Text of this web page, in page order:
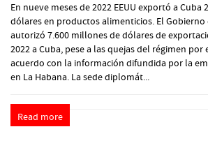
En nueve meses de 2022 EEUU exportó a Cuba
dólares en productos alimenticios. El Gobierno
autorizó 7.600 millones de dólares de
2022 a Cuba, pese a las quejas del régimen por
acuerdo con la información difundida por la
en La Habana. La sede diplomát...
Read more